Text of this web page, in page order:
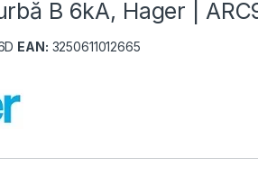
B 6kA, Hager |
EAN: 3250611012665